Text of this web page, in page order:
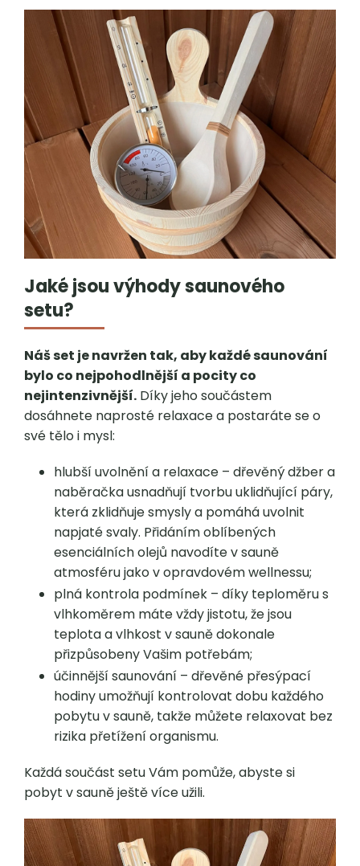
Jaké jsou výhody saunového
setu?
Náš set je navržen tak, aby každé saunování
bylo co nejpohodlnější a pocity co
nejintenzivnější. Díky jeho součástem
dosáhnete naprosté relaxace a postaráte se o
své tělo i mysl:
hlubší uvolnění a relaxace – dřevěný džber a
naběračka usnadňují tvorbu uklidňující páry,
která zklidňuje smysly a pomáhá uvolnit
napjaté svaly. Přidáním oblíbených
esenciálních olejů navodíte v sauně
atmosféru jako v opravdovém wellnessu;
plná kontrola podmínek – díky teploměru s
vlhkoměrem máte vždy jistotu, že jsou
teplota a vlhkost v sauně dokonale
přizpůsobeny Vašim potřebám;
účinnější saunování – dřevěné přesýpací
hodiny umožňují kontrolovat dobu každého
pobytu v sauně, takže můžete relaxovat bez
rizika přetížení organismu.
Každá součást setu Vám pomůže, abyste si
pobyt v sauně ještě více užili.